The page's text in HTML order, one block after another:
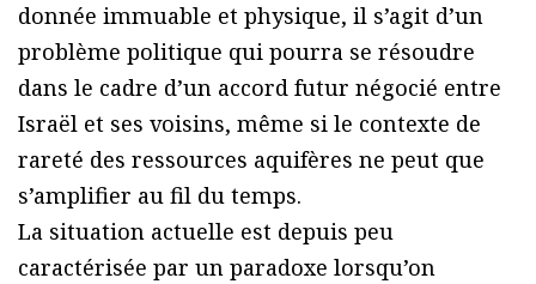
donnée immuable et physique, il s’agit d’un
problème politique qui pourra se résoudre
dans le cadre d’un accord futur négocié entre
Israël et ses voisins, même si le contexte de
rareté des ressources aquifères ne peut que
s’amplifier au fil du temps.
La situation actuelle est depuis peu
caractérisée par un paradoxe lorsqu’on